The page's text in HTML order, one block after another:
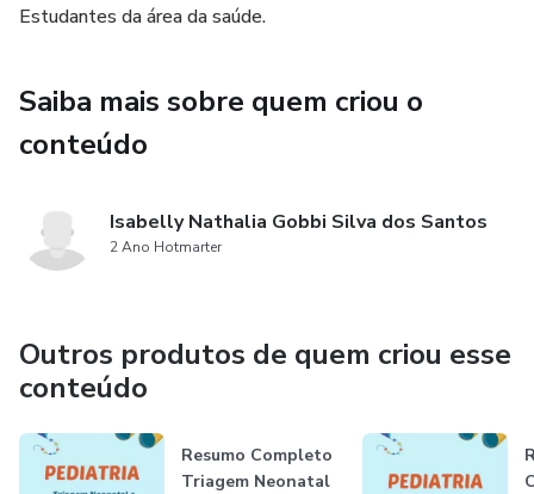
Estudantes da área da saúde.
Saiba mais sobre quem criou o
conteúdo
Isabelly Nathalia Gobbi Silva dos Santos
2 Ano Hotmarter
Outros produtos de quem criou esse
conteúdo
Resumo Completo
Triagem Neonatal